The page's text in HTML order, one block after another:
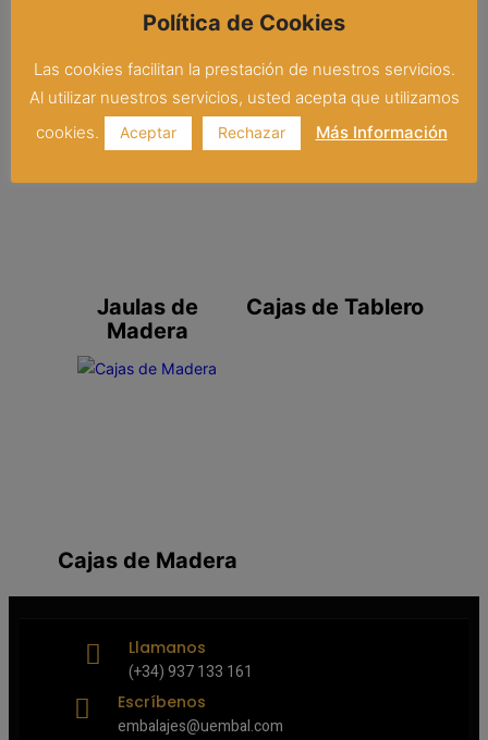
bases de madera
Jaulas de
Madera
Cajas de Tablero
Cajas de Madera
Llamanos
(+34) 937 133 161
Escríbenos
embalajes@uembal.com
Política de Cookies
Las cookies facilitan la prestación de nuestros servicios.
Al utilizar nuestros servicios, usted acepta que utilizamos
cookies.
Aceptar Rechazar Más Información